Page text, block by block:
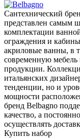
Сантехнический
представлен самым
комплектации
ограждения и
акриловые ванны, в
современную
продукции.
итальянских
тенденции, но и
мощности
бренд Belbagno
качество, а
осуществлять
Купить набор